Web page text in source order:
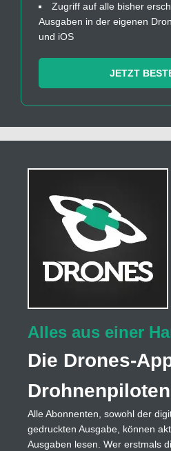
Zugriff auf alle bisher
Ausgaben in der eigenen
und iOS
JETZT
Alles aus einer
Die Drones-
Drohnenpiloten
Alle Abonnenten, sowohl der
gedruckten Ausgabe, können
Ausgaben lesen. Wer erstmals